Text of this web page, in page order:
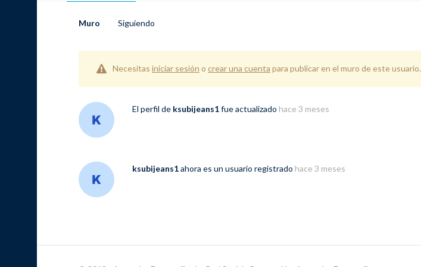
Muro Siguiendo
Necesitas iniciar sesión o crear una cuenta para publicar en el muro de este usuario.
El perfil de ksubijeans1fue actualizado hace 3 meses
ksubijeans1ahora es un usuario registrado hace 3 meses